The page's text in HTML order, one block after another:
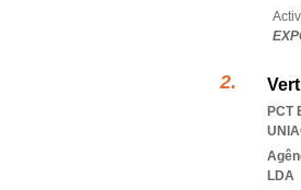
PCT
LDA